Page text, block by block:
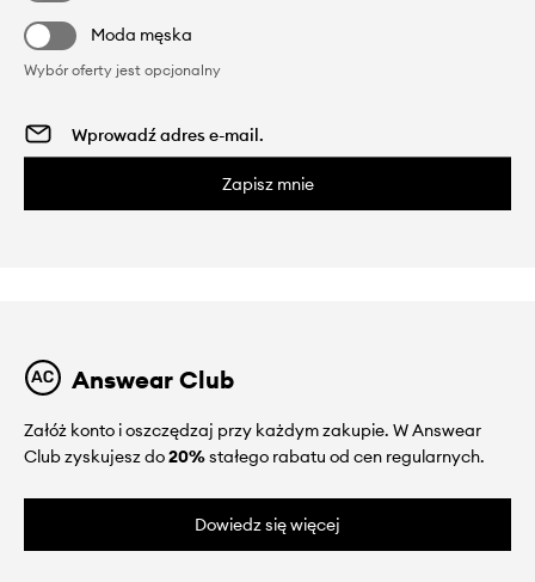
Moda męska
Wybór oferty jest opcjonalny
Zapisz mnie
Answear Club
Załóż konto i oszczędzaj przy każdym zakupie. W Answear
Club zyskujesz do20%stałego rabatu od cen regularnych.
Dowiedz się więcej